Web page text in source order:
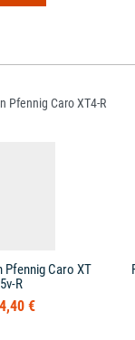
Pfennig Caro XT4-R
Pfennig Caro XT
R
€